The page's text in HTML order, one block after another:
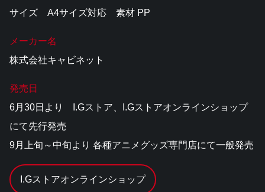
サイズ A4サイズ対応 素材 PP
メーカー名
株式会社キャビネット
発売日
6月30日より I.Gストア、I.Gストアオンラインショップ
にて先行発売
9月上旬～中旬より 各種アニメグッズ専門店にて一般発売
I.Gストアオンラインショップ